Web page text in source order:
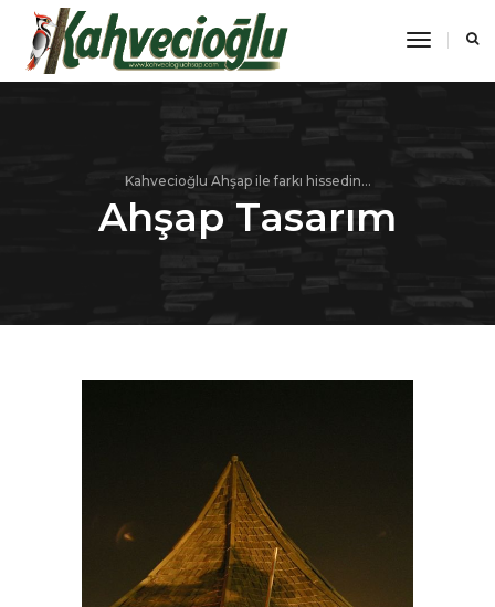
toggle
Kahvecioğlu Ahşap ile farkı hissedin...
Ahşap Tasarım